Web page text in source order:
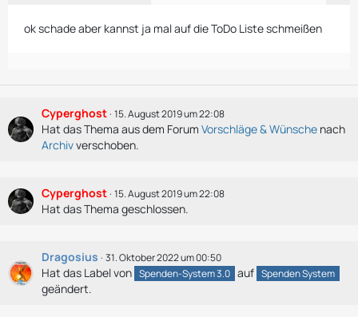
ok schade aber kannst ja mal auf die ToDo Liste schmeißen
Cyperghost 15. August 2019 um 22:08
Hat das Thema aus dem Forum Vorschläge & Wünsche nach
Archivverschoben.
Cyperghost 15. August 2019 um 22:08
Hat das Thema geschlossen.
Dragosius 31. Oktober 2022 um 00:50
Hat das Label von Spenden-System 3.0 auf Spenden System
geändert.